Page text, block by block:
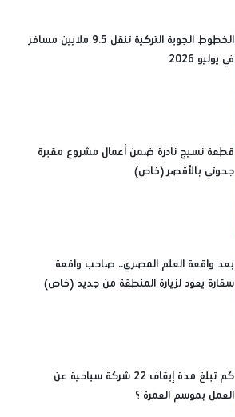
الخطوط الجوية التركية تنقل 9.5 ملايين مسافر
في يوليو 2026
قطعة نسيج نادرة ضمن أعمال مشروع مقبرة
جحوتي بالأقصر (خاص)
بعد واقعة العلم المصري.. صاحب واقعة
سقارة يعود لزيارة المنطقة من جديد (خاص)
كم تبلغ مدة إيقاف 22 شركة سياحية عن
العمل بموسم العمرة ؟